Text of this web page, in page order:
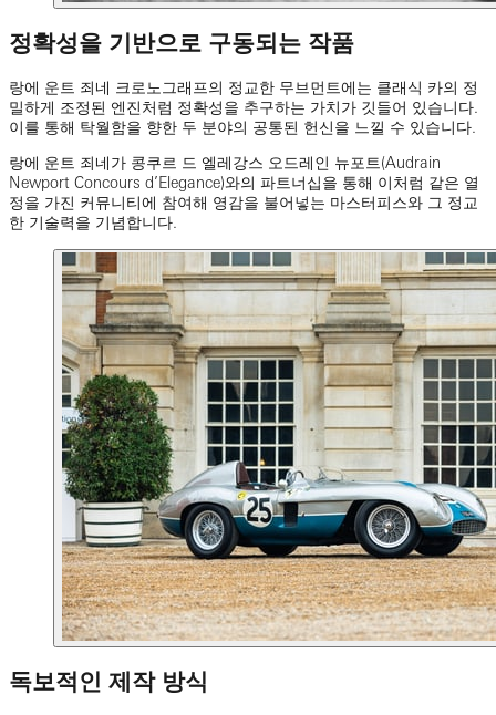
정확성을 기반으로 구동되는 작품
랑에 운트 죄네 크로노그래프의 정교한 무브먼트에는 클래식 카의 정
밀하게 조정된 엔진처럼 정확성을 추구하는 가치가 깃들어 있습니다.
이를 통해 탁월함을 향한 두 분야의 공통된 헌신을 느낄 수 있습니다.
랑에 운트 죄네가 콩쿠르 드 엘레강스 오드레인 뉴포트(Audrain
Newport Concours d’Elegance)와의 파트너십을 통해 이처럼 같은 열
정을 가진 커뮤니티에 참여해 영감을 불어넣는 마스터피스와 그 정교
한 기술력을 기념합니다.
독보적인 제작 방식